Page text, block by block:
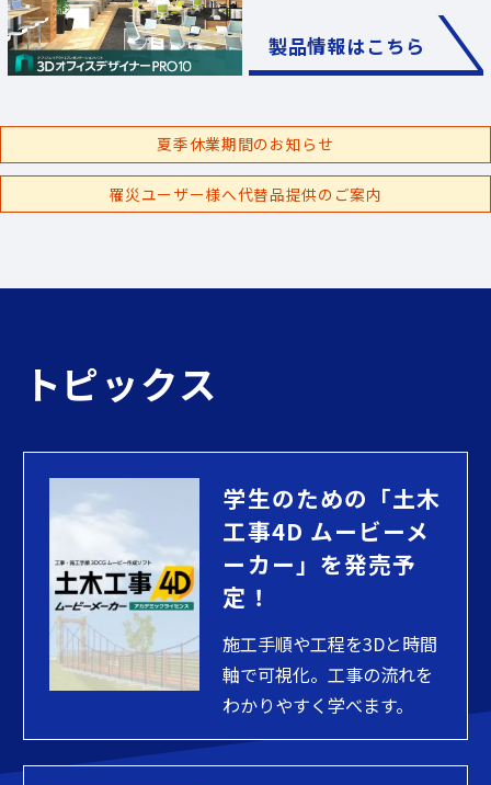
製品情報はこちら
夏季休業期間のお知らせ
罹災ユーザー様へ代替品提供のご案内
トピックス
学生のための「土木
工事4D ムービーメ
ーカー」を発売予
定！
施工手順や工程を3Dと時間
軸で可視化。工事の流れを
わかりやすく学べます。